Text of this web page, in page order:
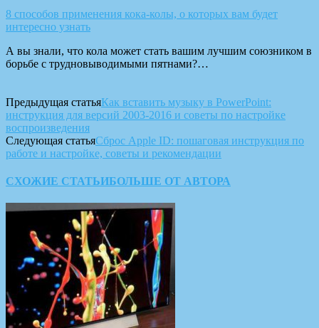
8 способов применения кока-колы, о которых вам будет
интересно узнать
А вы знали, что кола может стать вашим лучшим союзником в
борьбе с трудновыводимыми пятнами?…
Предыдущая статьяКак вставить музыку в PowerPoint:
инструкция для версий 2003-2016 и советы по настройке
воспроизведения
Следующая статьяСброс Apple ID: пошаговая инструкция по
работе и настройке, советы и рекомендации
СХОЖИЕ СТАТЬИБОЛЬШЕ ОТ АВТОРА